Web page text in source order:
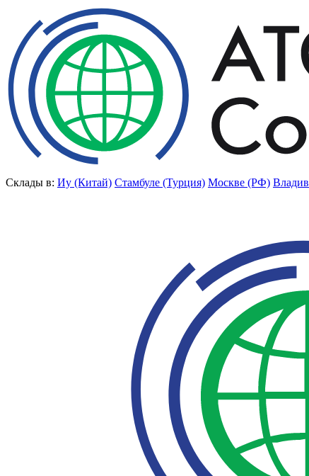
Склады в: Иу (Китай) Стамбуле (Турция) Москве (РФ)